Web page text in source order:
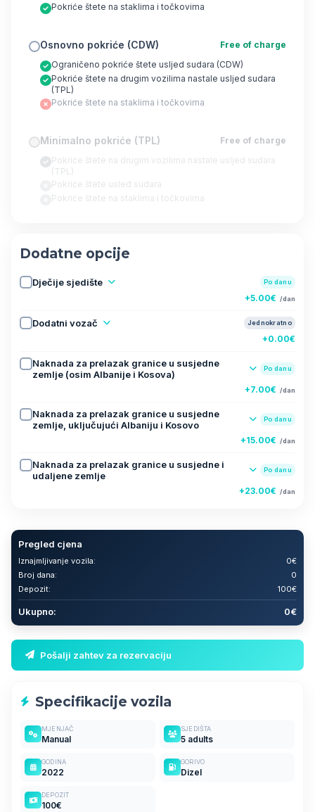
Pokriće štete na staklima i točkovima
Osnovno pokriće (CDW)
Free of charge
Ograničeno pokriće štete usljed sudara (CDW)
Pokriće štete na drugim vozilima nastale usljed sudara
(TPL)
Pokriće štete na staklima i točkovima
Minimalno pokriće (TPL)
Free of charge
Pokriće štete na drugim vozilima nastale usljed sudara
(TPL)
Pokriće štete usled sudara
Pokriće štete na staklima i točkovima
Dodatne opcije
Dječije sjedište Po danu
+5.00€ /dan
Dodatni vozač Jednokratno
+0.00€
Naknada za prelazak granice u susjedne
zemlje (osim Albanije i Kosova)
Po danu
+7.00€ /dan
Naknada za prelazak granice u susjedne
zemlje, uključujući Albaniju i Kosovo
Po danu
+15.00€ /dan
Naknada za prelazak granice u susjedne i
udaljene zemlje
Po danu
+23.00€ /dan
Pregled cjena
Iznajmljivanje vozila:
0€
Broj dana:
0
Depozit:
100€
Ukupno: 0€
Pošalji zahtev za rezervaciju
Specifikacije vozila
MJENJAČ
Manual
SJEDIŠTA
5 adults
GODINA
2022
GORIVO
Dizel
DEPOZIT
100€